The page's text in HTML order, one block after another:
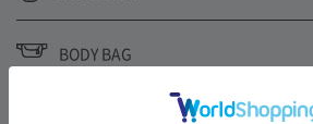
BODY BAG